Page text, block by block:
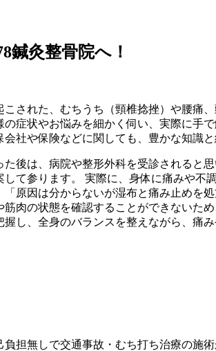
鍼灸整骨院へ！
された、むちうち（頸椎捻挫）や腰痛
の症状やお悩みを細かく伺い、実際に手
社や保険などに関しても、豊かな知識
後は、病院や整形外科を受診されると
て参ります。 実際に、身体に痛みや
原因は分からないが湿布と痛み止めを
肉の状態を確認することができないた
握し、全身のバランスを整えながら、痛
担無しで交通事故・むち打ち治療の施